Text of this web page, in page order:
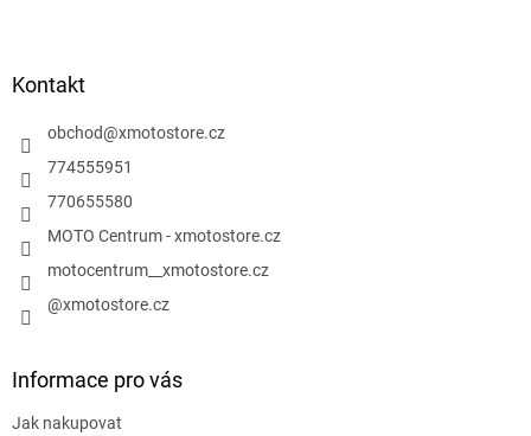
Kontakt
obchod@xmotostore.cz
774555951
770655580
MOTO Centrum - xmotostore.cz
motocentrum__xmotostore.cz
@xmotostore.cz
Informace pro vás
Jak nakupovat